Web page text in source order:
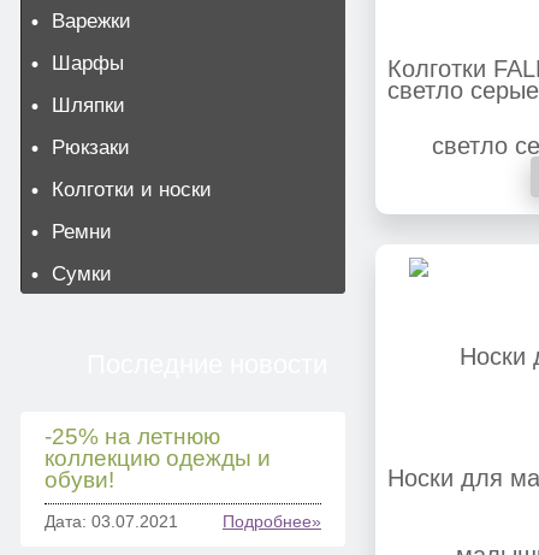
Колготки
светло серые
Носки для
Варежки
Шарфы
Шляпки
Рюкзаки
Колготки и носки
Ремни
Сумки
-25% на летнюю
коллекцию одежды и
обуви!
Дата: 03.07.2021 Подробнее»